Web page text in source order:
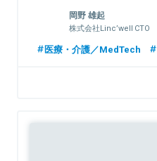
岡野 雄起
株式会社Linc’well CTO
医療・介護／MedTech